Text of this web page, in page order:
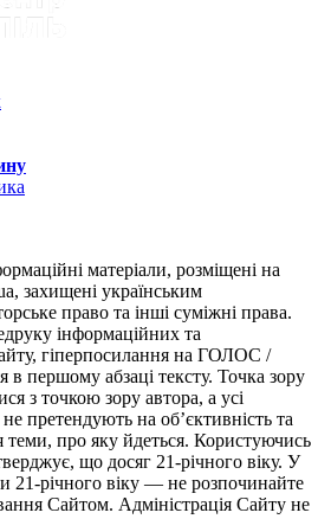
матеріали, розміщені на
захищені українським
право та інші суміжні права.
інформаційних та
гіперпосилання на ГОЛОС /
в першому абзаці тексту. Точка зору
з точкою зору автора, а усі
претендують на об’єктивність та
теми, про яку йдеться. Користуючись
що досяг 21-річного віку. У
21-річного віку — не розпочинайте
Сайтом. Адміністрація Сайту не